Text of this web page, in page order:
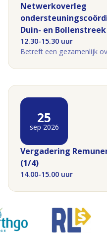
Netwerkoverleg
Duin- en
12.30-15.30 uur
Betreft een gezamenlijk
25
sep 2026
Vergadering
(1/4)
14.00-15.00 uur